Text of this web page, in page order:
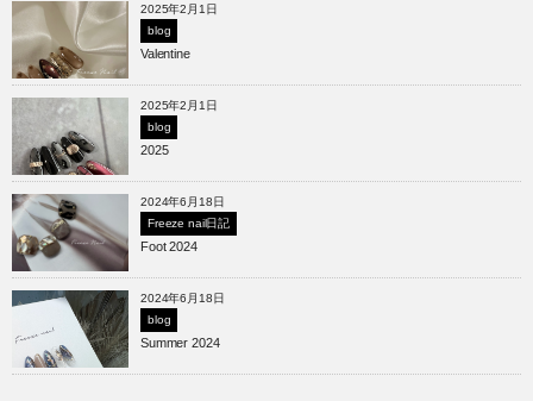
2025年2月1日
blog
Valentine
2025年2月1日
blog
2025
2024年6月18日
Freeze nail日記
Foot 2024
2024年6月18日
blog
Summer 2024